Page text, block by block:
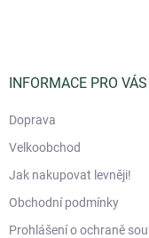
INFORMACE PRO VÁS
Doprava
Velkoobchod
Jak nakupovat levněji!
Obchodní podmínky
Prohlášení o ochraně